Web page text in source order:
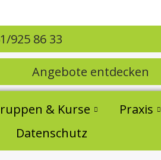
925 86 33
Angebote entdecken
& Kurse Praxis
Datenschutz